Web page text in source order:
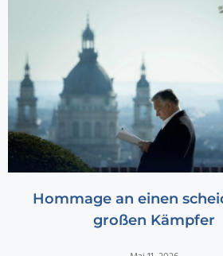
Hommage an einen
großen Kämpfer